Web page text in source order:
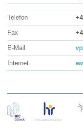
Telefon
Fax
E-Mail
Internet